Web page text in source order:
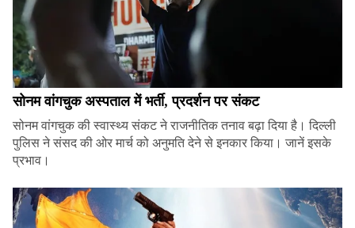
सोनम वांगचुक अस्पताल में भर्ती, प्रदर्शन पर संकट
सोनम वांगचुक की स्वास्थ्य संकट ने राजनीतिक तनाव बढ़ा दिया है। दिल्ली
पुलिस ने संसद की ओर मार्च को अनुमति देने से इनकार किया। जानें इसके
प्रभाव।